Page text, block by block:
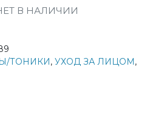
В НАЛИЧИИ
ТОНИКИ, УХОД ЗА ЛИЦОМ,